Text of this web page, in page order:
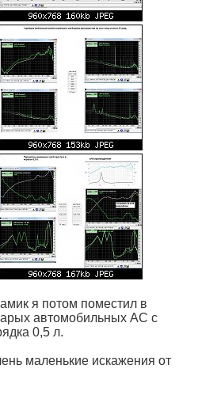
я потом поместил в
автомобильных АС с
0,5 л.
маленькие искажения от